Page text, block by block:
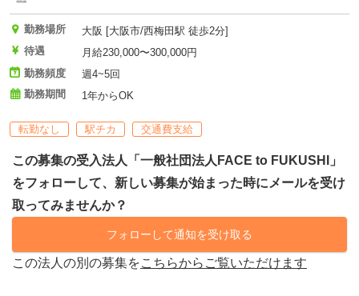
勤務場所
大阪 [大阪市/西梅田駅 徒歩2分]
待遇
月給230,000〜300,000円
勤務頻度
週4~5回
勤務期間
1年からOK
転勤なし 駅チカ 交通費支給
この募集の受入法人「一般社団法人FACE to FUKUSHI」
をフォローして、新しい募集が始まった時にメールを受け
取ってみませんか？
フォローして通知を受け取る
この法人の別の募集をこちらからご覧いただけます